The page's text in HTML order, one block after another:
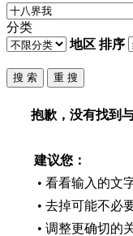
分类
地区 排序
抱歉，没有找到
建议您：
• 看看输入的文
• 去掉可能不必
• 调整更确切的